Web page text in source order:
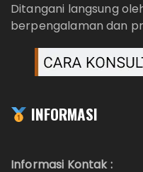
Ditangani langsung
berpengalaman dan
INFORMASI
Informasi Kontak :